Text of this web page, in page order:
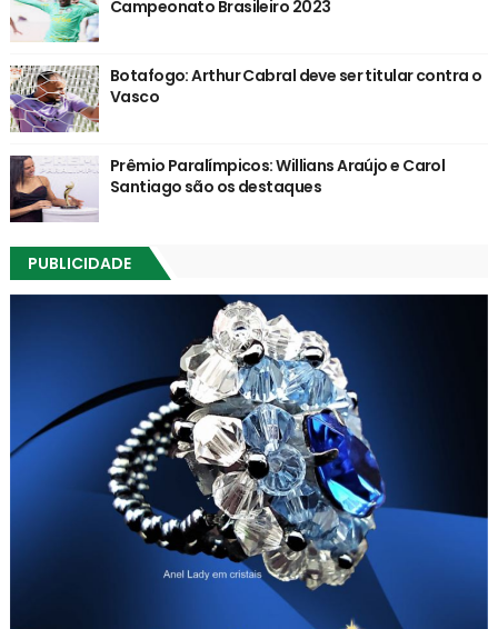
Campeonato Brasileiro 2023
Botafogo: Arthur Cabral deve ser titular contra o
Vasco
Prêmio Paralímpicos: Willians Araújo e Carol
Santiago são os destaques
PUBLICIDADE